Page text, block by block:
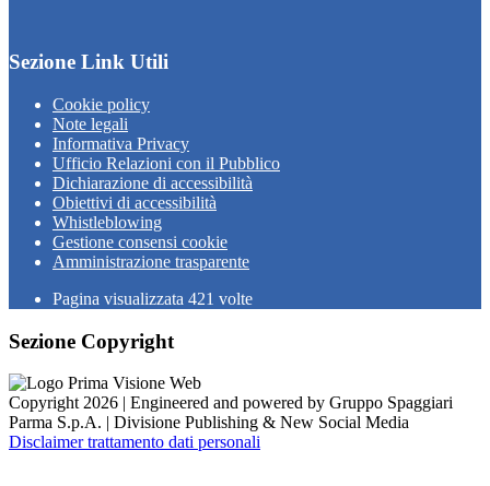
Sezione Link Utili
Cookie policy
Note legali
Informativa Privacy
Ufficio Relazioni con il Pubblico
Dichiarazione di accessibilità
Obiettivi di accessibilità
Whistleblowing
Gestione consensi cookie
Amministrazione trasparente
Pagina visualizzata 421 volte
Sezione Copyright
Copyright 2026 | Engineered and powered by Gruppo Spaggiari
Parma S.p.A. | Divisione Publishing & New Social Media
Disclaimer trattamento dati personali